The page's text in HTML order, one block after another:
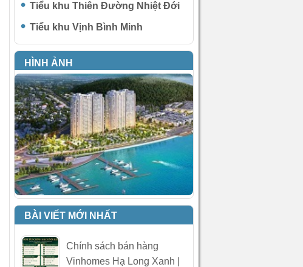
Tiểu khu Thiên Đường Nhiệt Đới
Tiểu khu Vịnh Bình Minh
HÌNH ẢNH
BÀI VIẾT MỚI NHẤT
Chính sách bán hàng
Vinhomes Hạ Long Xanh |